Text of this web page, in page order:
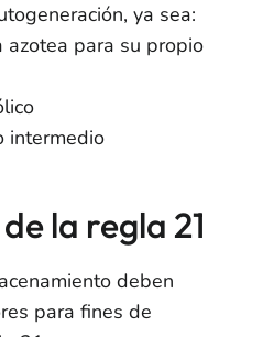
ya sea:
azotea para su propio
intermedio
la regla 21
deben
para fines de